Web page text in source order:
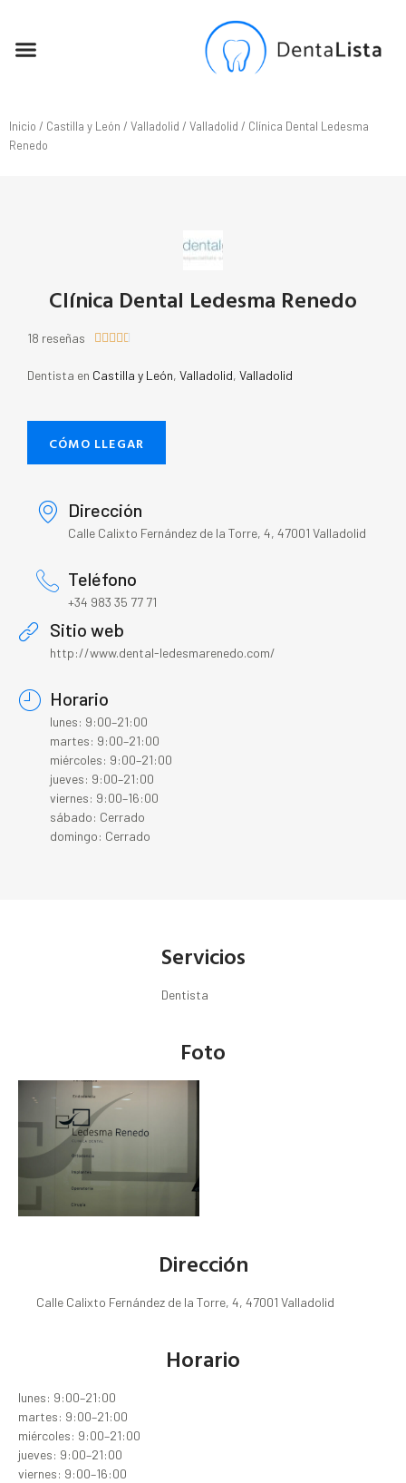
Inicio / Castilla y León / Valladolid / Valladolid / Clínica Dental Ledesma
Renedo
Clínica Dental Ledesma Renedo
18 reseñas     
Dentista en Castilla y León, Valladolid, Valladolid
CÓMO LLEGAR
Dirección
Calle Calixto Fernández de la Torre, 4, 47001 Valladolid
Teléfono
+34 983 35 77 71
Sitio web
http://www.dental-ledesmarenedo.com/
Horario
lunes: 9:00–21:00
martes: 9:00–21:00
miércoles: 9:00–21:00
jueves: 9:00–21:00
viernes: 9:00–16:00
sábado: Cerrado
domingo: Cerrado
Servicios
Dentista
Foto
Dirección
Calle Calixto Fernández de la Torre, 4, 47001 Valladolid
Horario
lunes: 9:00–21:00
martes: 9:00–21:00
miércoles: 9:00–21:00
jueves: 9:00–21:00
viernes: 9:00–16:00